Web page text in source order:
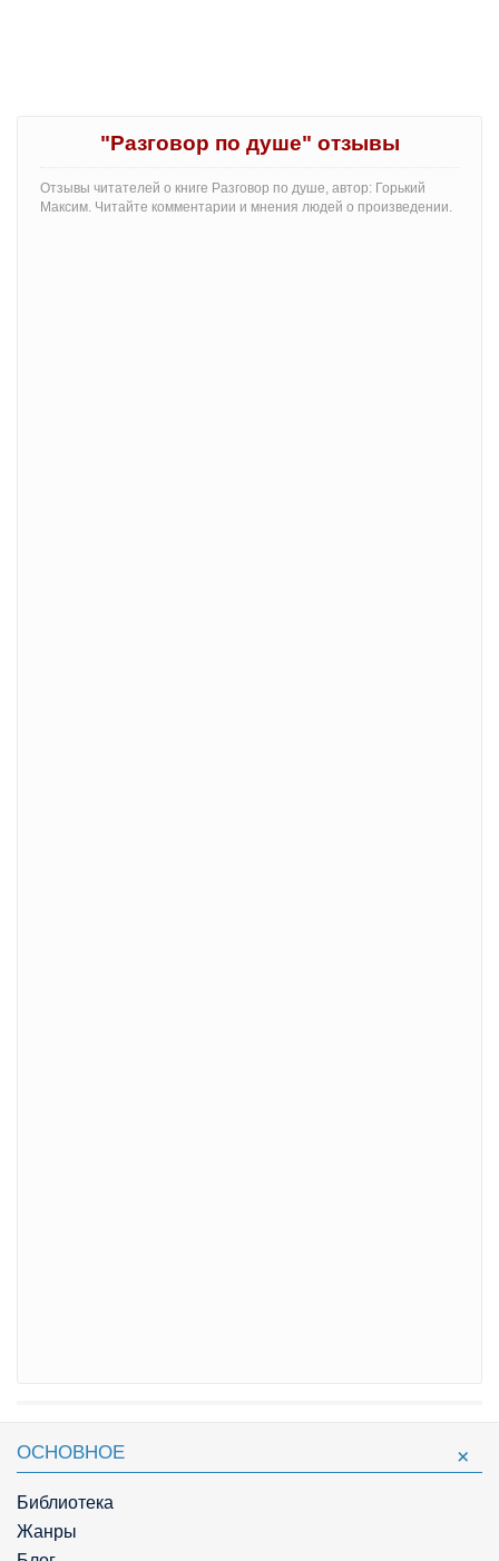
"Разговор по душе" отзывы
Отзывы читателей о книге Разговор по душе, автор: Горький
Максим. Читайте комментарии и мнения людей о произведении.
ОСНОВНОЕ
Библиотека
Жанры